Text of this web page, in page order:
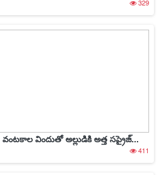
329
విందుతో అల్లుడికి అత్త సప్రైజ్...
411